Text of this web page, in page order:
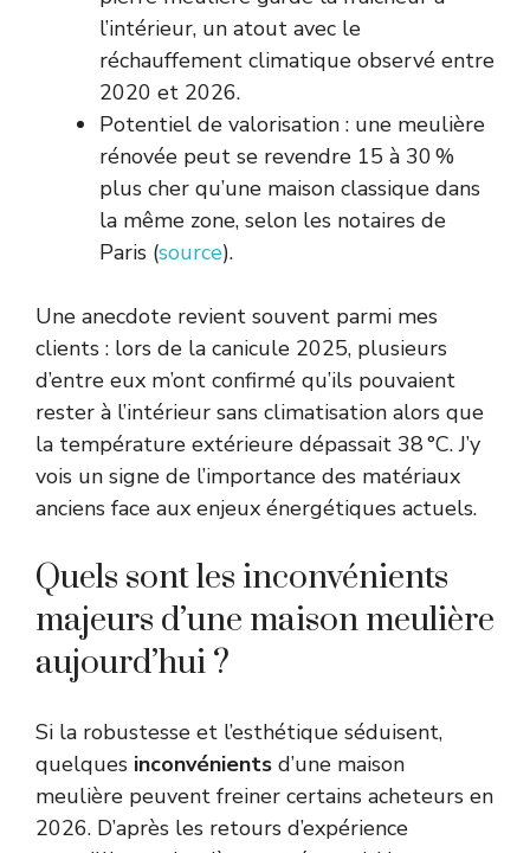
l’intérieur, un atout avec le
réchauffement climatique observé entre
2020 et 2026.
Potentiel de valorisation : une meulière
rénovée peut se revendre 15 à 30 %
plus cher qu’une maison classique dans
la même zone, selon les notaires de
Paris (source).
Une anecdote revient souvent parmi mes
clients : lors de la canicule 2025, plusieurs
d’entre eux m’ont confirmé qu’ils pouvaient
rester à l’intérieur sans climatisation alors que
la température extérieure dépassait 38 °C. J’y
vois un signe de l’importance des matériaux
anciens face aux enjeux énergétiques actuels.
Quels sont les inconvénients
majeurs d’une maison meulière
aujourd’hui ?
Si la robustesse et l’esthétique séduisent,
quelques inconvénients d’une maison
meulière peuvent freiner certains acheteurs en
2026. D’après les retours d’expérience